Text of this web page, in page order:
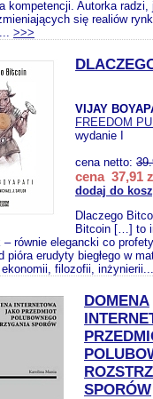
kompetencji. Autorka
się realiów
>>>
VIJAY
FREEDOM
wydanie I
cena netto:
cena 37,91
dodaj do
Dlaczego
Bitcoin […] to
równie elegancki co
pióra erudyty biegłego w
filozofii,
DOMENA
SPORÓW